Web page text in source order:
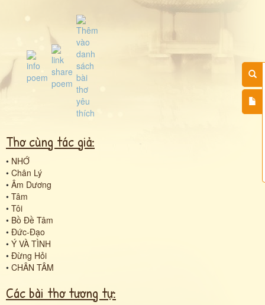
Thơ cùng tác giả:
• NHỚ
• Chân Lý
• Âm Dương
• Tâm
• Tôi
• Bồ Đề Tâm
• Đức-Đạo
• Ý VÀ TÌNH
• Đừng Hỏi
• CHÂN TÂM
Các bài thơ tương tự: